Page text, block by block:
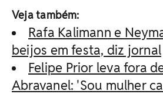
Veja também:
Rafa Kalimann e
beijos em festa, diz jornal
Felipe Prior leva fora
Abravanel: 'Sou mulher